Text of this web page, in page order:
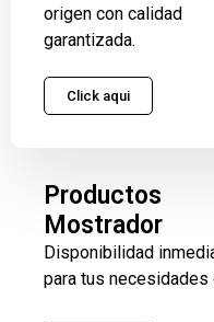
origen con calidad
garantizada.
Click aqui
Productos
Mostrador
Disponibilidad
para tus necesidades